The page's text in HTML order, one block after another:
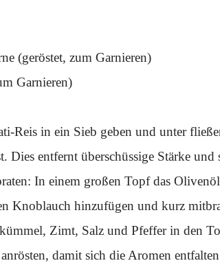
(geröstet, zum Garnieren)
Garnieren)
Reis in ein Sieb geben und unter
Dies entfernt überschüssige Stärke
In einem großen Topf das
Knoblauch hinzufügen und kurz
Zimt, Salz und Pfeffer in den
damit sich die Aromen